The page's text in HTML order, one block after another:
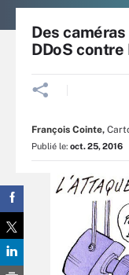
Des
DDoS contre
François Cointe,
Publié le: oct. 25, 2016